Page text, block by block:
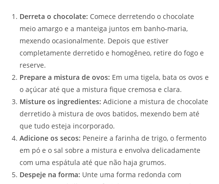
Derreta o chocolate: Comece derretendo o chocolate
meio amargo e a manteiga juntos em banho-maria,
mexendo ocasionalmente. Depois que estiver
completamente derretido e homogêneo, retire do fogo e
reserve.
Prepare a mistura de ovos: Em uma tigela, bata os ovos e
o açúcar até que a mistura fique cremosa e clara.
Misture os ingredientes: Adicione a mistura de chocolate
derretido à mistura de ovos batidos, mexendo bem até
que tudo esteja incorporado.
Adicione os secos: Peneire a farinha de trigo, o fermento
em pó e o sal sobre a mistura e envolva delicadamente
com uma espátula até que não haja grumos.
Despeje na forma: Unte uma forma redonda com